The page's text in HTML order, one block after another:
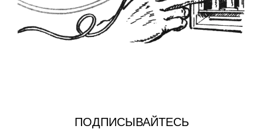
ПОДПИСЫВАЙТЕСЬ